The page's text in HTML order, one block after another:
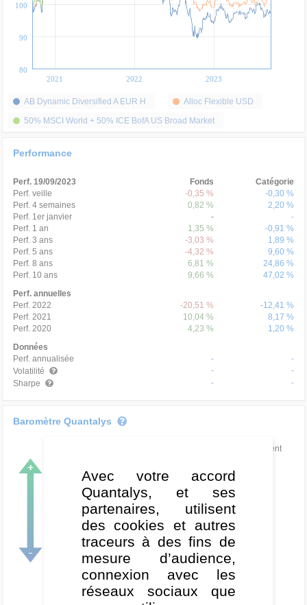
2021 2022 2023
80
90
100
AB Dynamic Diversified A EUR H
Alloc Flexible USD
50% MSCI World + 50% ICE BofA US Broad Market
Performance
Perf. 19/09/2023 Fonds
Catégorie
Perf. veille
-0,35 %
-0,30 %
Perf. 4 semaines
0,82 %
2,20 %
Perf. 1er janvier
-
-
Perf. 1 an
1,35 %
-0,91 %
Perf. 3 ans
-3,03 %
1,89 %
Perf. 5 ans
-4,32 %
9,60 %
Perf. 8 ans
6,81 %
24,86 %
Perf. 10 ans
9,66 %
47,02 %
Perf. annuelles
Perf. 2022
-20,51 %
-12,41 %
Perf. 2021
10,04 %
8,17 %
Perf. 2020
4,23 %
1,20 %
Données
Perf. annualisée
-
-
Volatilité
-
-
Sharpe
- -
Baromètre Quantalys
Classement
Très haussier
Haussier
Neutre
Baissier
Très baissier
Avec votre accord
Quantalys, et ses
partenaires, utilisent
des cookies et autres
traceurs à des fins de
mesure d’audience,
connexion avec les
réseaux sociaux que